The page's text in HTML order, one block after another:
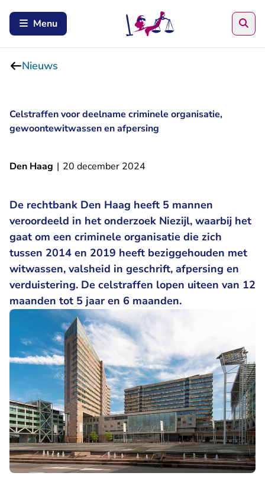
Menu
Nieuws
Celstraffen voor deelname criminele organisatie,
gewoontewitwassen en afpersing
Den Haag | 20 december 2024
De rechtbank Den Haag heeft 5 mannen
veroordeeld in het onderzoek Niezijl, waarbij het
gaat om een criminele organisatie die zich
tussen 2014 en 2019 heeft beziggehouden met
witwassen, valsheid in geschrift, afpersing en
verduistering. De celstraffen lopen uiteen van 12
maanden tot 5 jaar en 6 maanden.